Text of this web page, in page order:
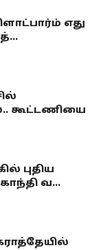
எது
கூட்டணியை
புதிய
வ...